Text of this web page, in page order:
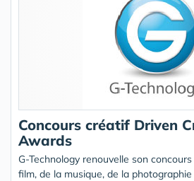
Concours créatif Driven
Awards
G-Technology renouvelle son
film, de la musique, de la